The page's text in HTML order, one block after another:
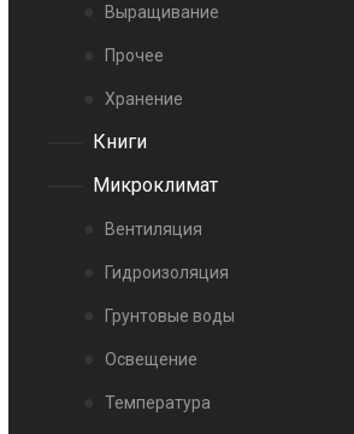
Выращивание
Прочее
Хранение
Книги
Микроклимат
Вентиляция
Гидроизоляция
Грунтовые воды
Освещение
Температура